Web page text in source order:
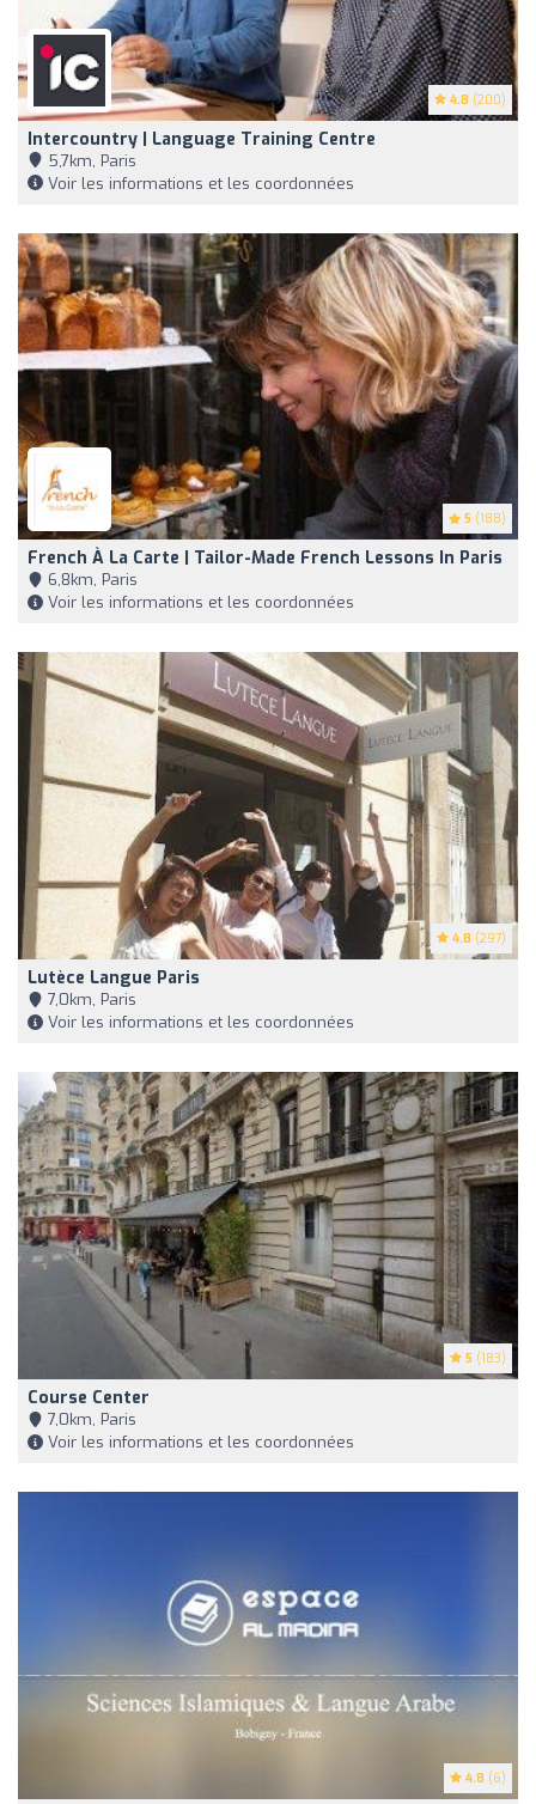
4.8 (200)
Intercountry | Language Training Centre
5,7km, Paris
Voir les informations et les coordonnées
5 (188)
French À La Carte | Tailor-Made French Lessons In Paris
6,8km, Paris
Voir les informations et les coordonnées
4.8 (297)
Lutèce Langue Paris
7,0km, Paris
Voir les informations et les coordonnées
5 (183)
Course Center
7,0km, Paris
Voir les informations et les coordonnées
4.8 (6)